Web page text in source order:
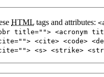
HTML tags and attributes:
title=""> <acronym
<cite> <code>
<s> <strike>